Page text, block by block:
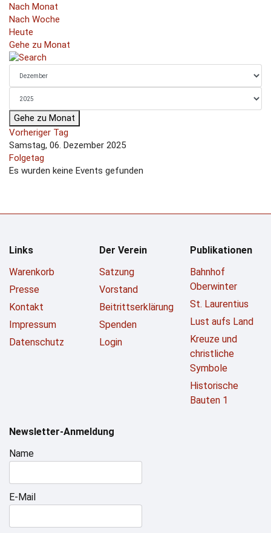
Nach Monat
Nach Woche
Heute
Gehe zu Monat
Gehe zu Monat
Vorheriger Tag
Samstag, 06. Dezember 2025
Folgetag
Es wurden keine Events gefunden
Links
Warenkorb
Presse
Kontakt
Impressum
Datenschutz
Der Verein
Satzung
Vorstand
Beitrittserklärung
Spenden
Login
Publikationen
Bahnhof
Oberwinter
St. Laurentius
Lust aufs Land
Kreuze und
christliche
Symbole
Historische
Bauten 1
Newsletter-Anmeldung
Name
E-Mail